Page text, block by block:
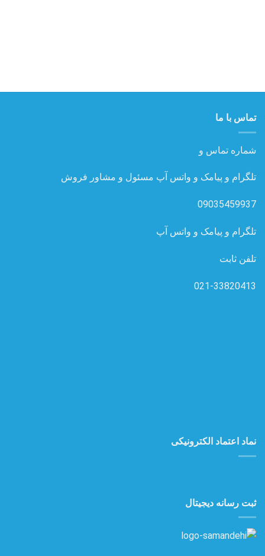
تماس با ما
شماره تماس و
تلگرام و پیامک و واتس آپ مسئول و مشاور فروش
09035459937
تلگرام و پیامک و واتس آپ
تلفن ثابت
021-33820413
نماد اعتماد الکترونیکی
ثبت رسانه دیجیتال